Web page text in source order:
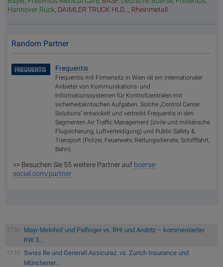
Hannover Rück, DAIMLER TRUCK HLD... , Rheinmetall
Random Partner
Frequentis
Frequentis mit Firmensitz in Wien ist ein internationaler
Anbieter von Kommunikations- und
Informationssystemen für Kontrollzentralen mit
sicherheitskritischen Aufgaben. Solche „Control Center
Solutions" entwickelt und vertreibt Frequentis in den
Segmenten Air Traffic Management (zivile und militärische
Flugsicherung, Luftverteidigung) und Public Safety &
Transport (Polizei, Feuerwehr, Rettungsdienste, Schifffahrt,
Bahn).
>> Besuchen Sie 55 weitere Partner auf boerse-
social.com/partner
17:20
Mayr-Melnhof und Palfinger vs. RHI und Andritz – kommentierter
KW 3...
17:10
Swiss Re und Generali Assicuraz. vs. Zurich Insurance und
Münchener...